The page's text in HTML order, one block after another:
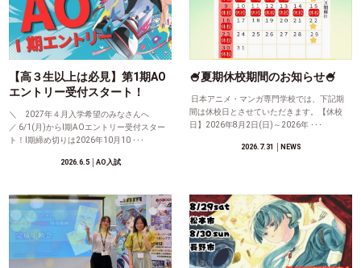
【高３生以上は必見】第1期AO
エントリー受付スタート！
＼ 2027年４月入学希望のみなさんへ
／ 6/1(月)からⅠ期AOエントリー受付スター
ト！Ⅰ期締め切りは2026年10月10 ･･･
2026.6.5│AO入試
🍧夏期休校期間のお知らせ🍧
日本アニメ・マンガ専門学校では、下記期
間は休校日とさせていただきます。【休校
日】2026年8月2日(日)～2026年 ･･･
2026.7.31 │NEWS